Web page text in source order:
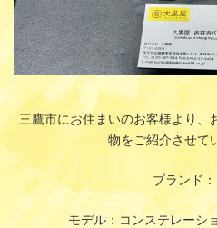
三鷹市にお住まいのお客様より、
物をご紹介させて
ブランド
モデル：コンステレー